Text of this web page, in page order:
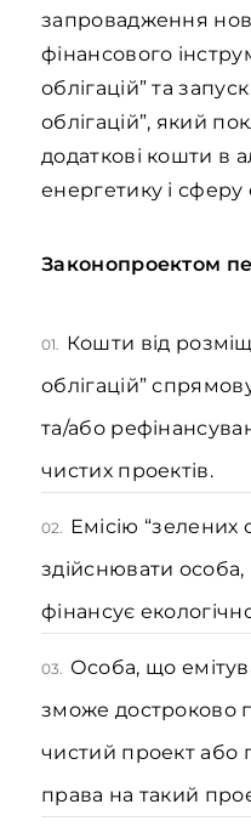
запровадження
фінансового
облігацій” та
облігацій”, який
додаткові кошти в
енергетику і
Законопроектом
01. Кошти від
облігацій”
та/або
чистих проектів.
02. Емісію “зелених
здійснювати
фінансує
03. Особа, що
зможе достроково
чистий проект або
права на такий